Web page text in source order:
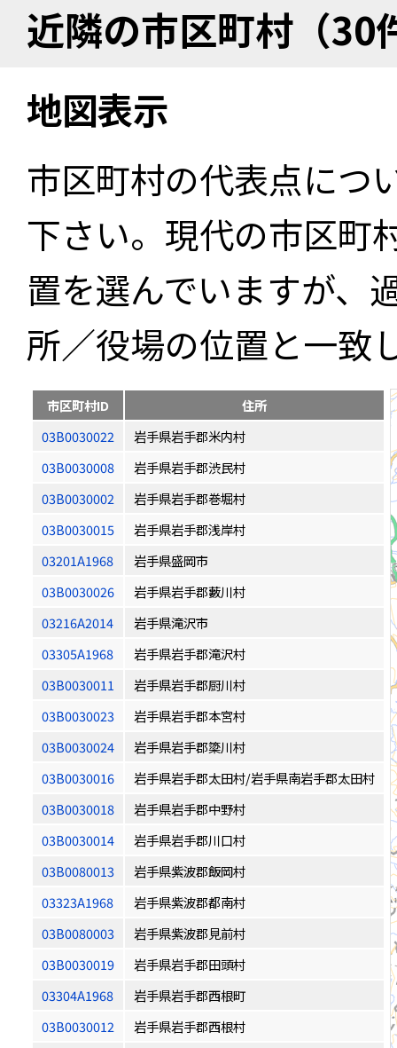
近隣の市区町村（30
地図表示
市区町村の代表点につ
下さい。現代の市区町
置を選んでいますが、
所／役場の位置と一致
市区町村ID
住所
03B0030022
岩手県岩手郡米内村
03B0030008
岩手県岩手郡渋民村
03B0030002
岩手県岩手郡巻堀村
03B0030015
岩手県岩手郡浅岸村
03201A1968
岩手県盛岡市
03B0030026
岩手県岩手郡藪川村
03216A2014
岩手県滝沢市
03305A1968
岩手県岩手郡滝沢村
03B0030011
岩手県岩手郡厨川村
03B0030023
岩手県岩手郡本宮村
03B0030024
岩手県岩手郡簗川村
03B0030016
岩手県岩手郡太田村/岩手県南岩手郡太田村
03B0030018
岩手県岩手郡中野村
03B0030014
岩手県岩手郡川口村
03B0080013
岩手県紫波郡飯岡村
03323A1968
岩手県紫波郡都南村
03B0080003
岩手県紫波郡見前村
03B0030019
岩手県岩手郡田頭村
03304A1968
岩手県岩手郡西根町
03B0030012
岩手県岩手郡西根村